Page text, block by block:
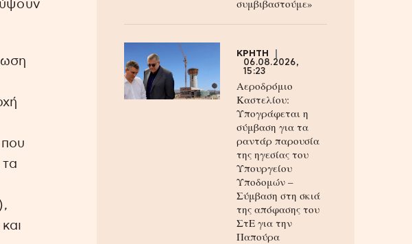
συμβιβαστούμε»
ΚΡΗΤΗ
06.08.2026,
15:23
Αεροδρόμιο
Καστελίου:
Υπογράφεται η
σύμβαση για τα
ραντάρ παρουσία
της ηγεσίας του
Υπουργείου
Υποδομών –
Σύμβαση στη σκιά
της απόφασης του
ΣτΕ για την
Παπούρα